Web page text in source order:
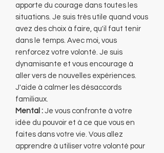
apporte du courage dans toutes les
situations. Je suis très utile quand vous
avez des choix à faire, qu'il faut tenir
dans le temps. Avec moi, vous
renforcez votre volonté. Je suis
dynamisante et vous encourage à
aller vers de nouvelles expériences.
J'aide à calmer les désaccords
familiaux.
Mental : Je vous confronte à votre
idée du pouvoir et à ce que vous en
faites dans votre vie. Vous allez
apprendre à utiliser votre volonté pour